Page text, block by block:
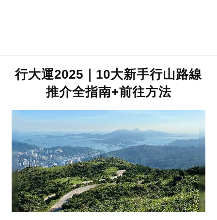
行大運2025｜10大新手行山路線
推介全指南+前往方法